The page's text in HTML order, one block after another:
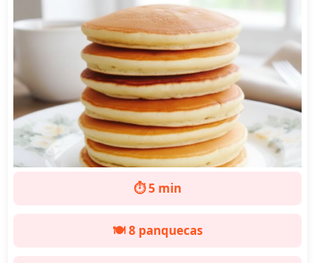
⏱️ 5 min
🍽️ 8 panquecas